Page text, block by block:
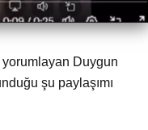
Duygun
şu paylaşımı